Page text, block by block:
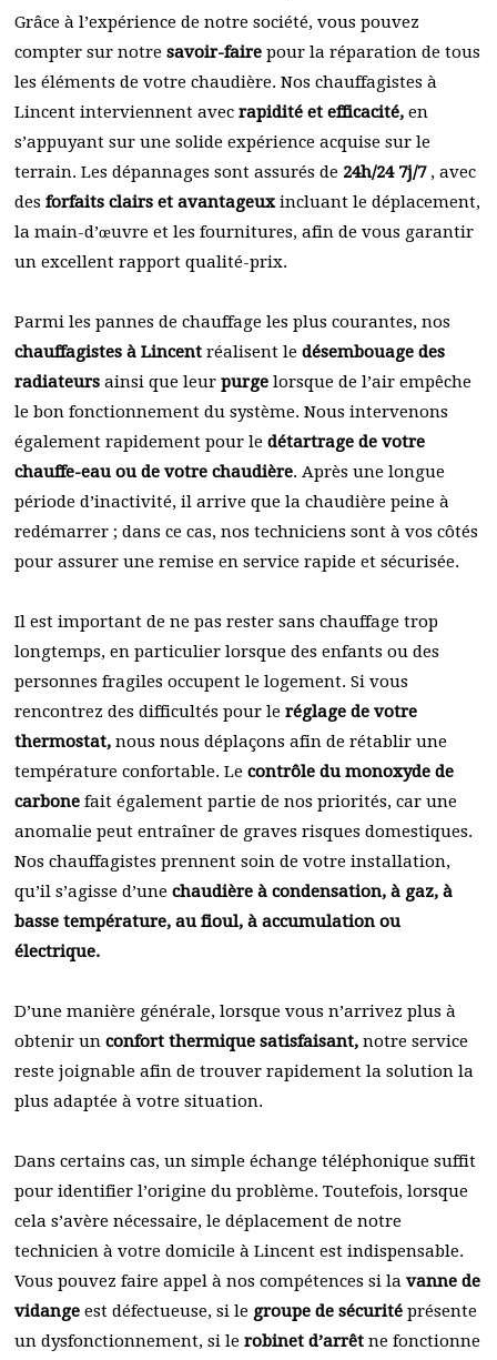
Grâce à l’expérience de notre société, vous pouvez
compter sur notre savoir-faire pour la réparation de tous
les éléments de votre chaudière. Nos chauffagistes à
Lincent interviennent avec rapidité et efficacité, en
s’appuyant sur une solide expérience acquise sur le
terrain. Les dépannages sont assurés de 24h/24 7j/7, avec
des forfaits clairs et avantageuxincluant le déplacement,
la main-d’œuvre et les fournitures, afin de vous garantir
un excellent rapport qualité-prix.
Parmi les pannes de chauffage les plus courantes, nos
chauffagistes à Lincent réalisent le désembouage des
radiateurs ainsi que leur purge lorsque de l’air empêche
le bon fonctionnement du système. Nous intervenons
également rapidement pour le détartrage de votre
chauffe-eau ou de votre chaudière. Après une longue
période d’inactivité, il arrive que la chaudière peine à
redémarrer ; dans ce cas, nos techniciens sont à vos côtés
pour assurer une remise en service rapide et sécurisée.
Il est important de ne pas rester sans chauffage trop
longtemps, en particulier lorsque des enfants ou des
personnes fragiles occupent le logement. Si vous
rencontrez des difficultés pour le réglage de votre
thermostat, nous nous déplaçons afin de rétablir une
température confortable. Le contrôle du monoxyde de
carbone fait également partie de nos priorités, car une
anomalie peut entraîner de graves risques domestiques.
Nos chauffagistes prennent soin de votre installation,
qu’il s’agisse d’une chaudière à condensation, à gaz, à
basse température, au fioul, à accumulation ou
électrique.
D’une manière générale, lorsque vous n’arrivez plus à
obtenir un confort thermique satisfaisant, notre service
reste joignable afin de trouver rapidement la solution la
plus adaptée à votre situation.
Dans certains cas, un simple échange téléphonique suffit
pour identifier l’origine du problème. Toutefois, lorsque
cela s’avère nécessaire, le déplacement de notre
technicien à votre domicile à Lincent est indispensable.
Vous pouvez faire appel à nos compétences si la vanne de
vidange est défectueuse, si le groupe de sécurité présente
un dysfonctionnement, si le robinet d’arrêt ne fonctionne